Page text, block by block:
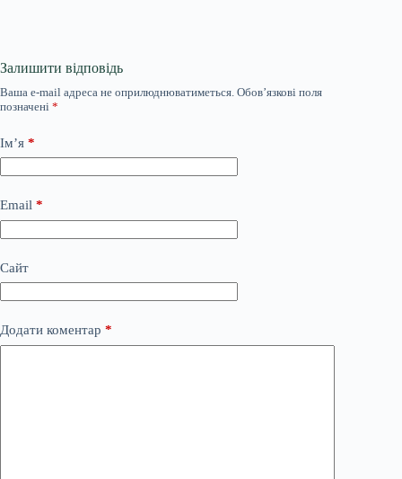
Залишити відповідь
Ваша e-mail адреса не оприлюднюватиметься. Обов’язкові поля
позначені *
Ім’я *
Email *
Сайт
Додати коментар *